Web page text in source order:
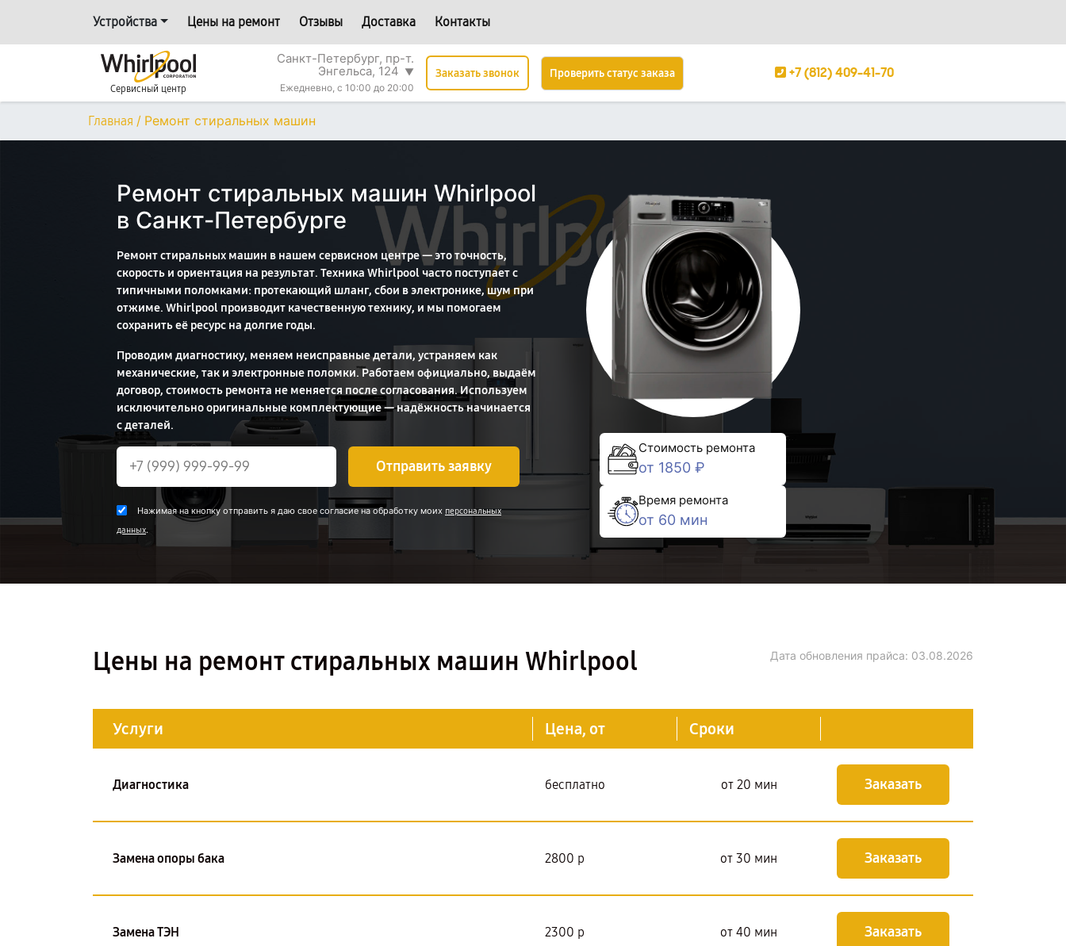
Устройства Цены на ремонт Отзывы Доставка Контакты
Сервисный центр
Санкт-Петербург, пр-т.
Энгельса, 124 ▼
Ежедневно, с 10:00 до 20:00
Заказать звонок Проверить статус заказа +7 (812) 409-41-70
Главная / Ремонт стиральных машин
Ремонт стиральных машин Whirlpool
в Санкт-Петербурге
Ремонт стиральных машин в нашем сервисном центре — это точность,
скорость и ориентация на результат. Техника Whirlpool часто поступает с
типичными поломками: протекающий шланг, сбои в электронике, шум при
отжиме. Whirlpool производит качественную технику, и мы помогаем
сохранить её ресурс на долгие годы.
Проводим диагностику, меняем неисправные детали, устраняем как
механические, так и электронные поломки. Работаем официально, выдаём
договор, стоимость ремонта не меняется после согласования. Используем
исключительно оригинальные комплектующие — надёжность начинается
с деталей.
Отправить заявку
Нажимая на кнопку отправить я даю свое согласие на обработку моих персональных
данных.
Стоимость ремонта
от 1850 ₽
Время ремонта
от 60 мин
Цены на ремонт стиральных машин Whirlpool Дата обновления прайса: 03.08.2026
Услуги Цена, от Сроки
Диагностика бесплатно от 20 мин Заказать
Замена опоры бака 2800 р от 30 мин Заказать
Замена ТЭН 2300 р от 40 мин Заказать